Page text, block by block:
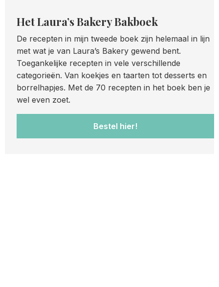
Het Laura’s Bakery Bakboek
De recepten in mijn tweede boek zijn helemaal in lijn
met wat je van Laura’s Bakery gewend bent.
Toegankelijke recepten in vele verschillende
categorieën. Van koekjes en taarten tot desserts en
borrelhapjes. Met de 70 recepten in het boek ben je
wel even zoet.
Bestel hier!